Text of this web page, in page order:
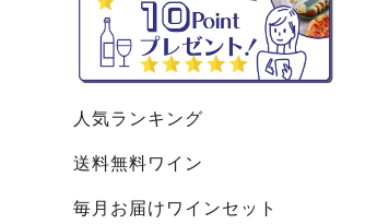
人気ランキング
送料無料ワイン
毎月お届けワインセット